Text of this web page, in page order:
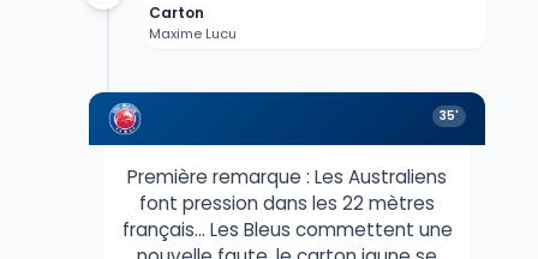
Carton
Maxime Lucu
35'
Première remarque : Les Australiens
font pression dans les 22 mètres
français... Les Bleus commettent une